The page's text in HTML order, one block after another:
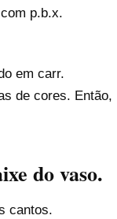
p.b.x.
em carr.
de cores. Então,
do vaso.
cantos.